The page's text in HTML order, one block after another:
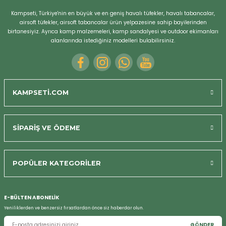
SektördeeTüm Aramalarda
1.sıradayız.
Google da sektörümüzün1 numarasınıolduk.
Google da havalı tabanca, havalı tüfek,
airsoft tabanca ve airsoft tüfek aramalarında
1.sıradayız. Google tarafından en güvenilir site
görüldük. Sadece satış değil güvende
Kampseti, Türkiye'nin en büyük ve en geniş havalı tüfekler, havalı tabancalar,
airsoft tüfekler, airsoft tabancalar ürün yelpazesine sahip bayilerinden
birtanesiyiz. Ayrıca kamp malzemeleri, kamp sandalyesi ve outdoor ekimanları
alanlarında istediğiniz modelleri bulabilirsiniz.
KAMPSETİ.COM
SİPARİŞ VE ÖDEME
POPÜLER KATEGORİLER
E-BÜLTEN ABONELİK
Yeniliklerden ve benzersiz fırsatlardan önce siz haberdar olun.